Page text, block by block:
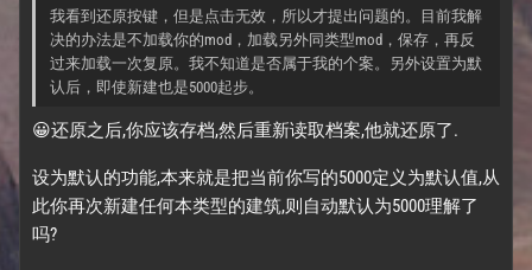
我看到还原按键，但是点击无效，所以才提出问题的。目前我解
决的办法是不加载你的mod，加载另外同类型mod，保存，再反
过来加载一次复原。我不知道是否属于我的个案。另外设置为默
认后，即使新建也是5000起步。
😀还原之后,你应该存档,然后重新读取档案,他就还原了.
设为默认的功能,本来就是把当前你写的5000定义为默认值,从
此你再次新建任何本类型的建筑,则自动默认为5000理解了
吗?